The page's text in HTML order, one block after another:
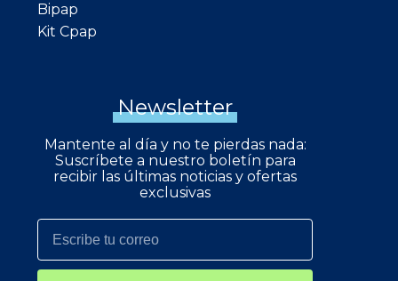
Bipap
Kit Cpap
Newsletter
Mantente al día y no te pierdas nada:
Suscríbete a nuestro boletín para
recibir las últimas noticias y ofertas
exclusivas